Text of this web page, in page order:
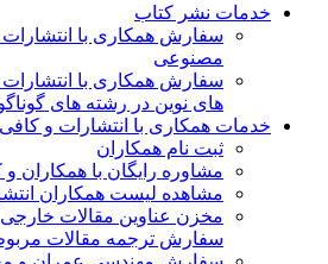
خدمات نشر کتاب
سفارش همکاری با
مصنوعی
سفارش همکاری با انتشارات
های نوین در رشته های
خدمات همکاری با انتشارات و
ثبت نام همکاران
مشاوره رایگان با همکاران
مشاهده لیست همکاران
مخزن عناوین مقالات
سفارش ترجمه مقالات